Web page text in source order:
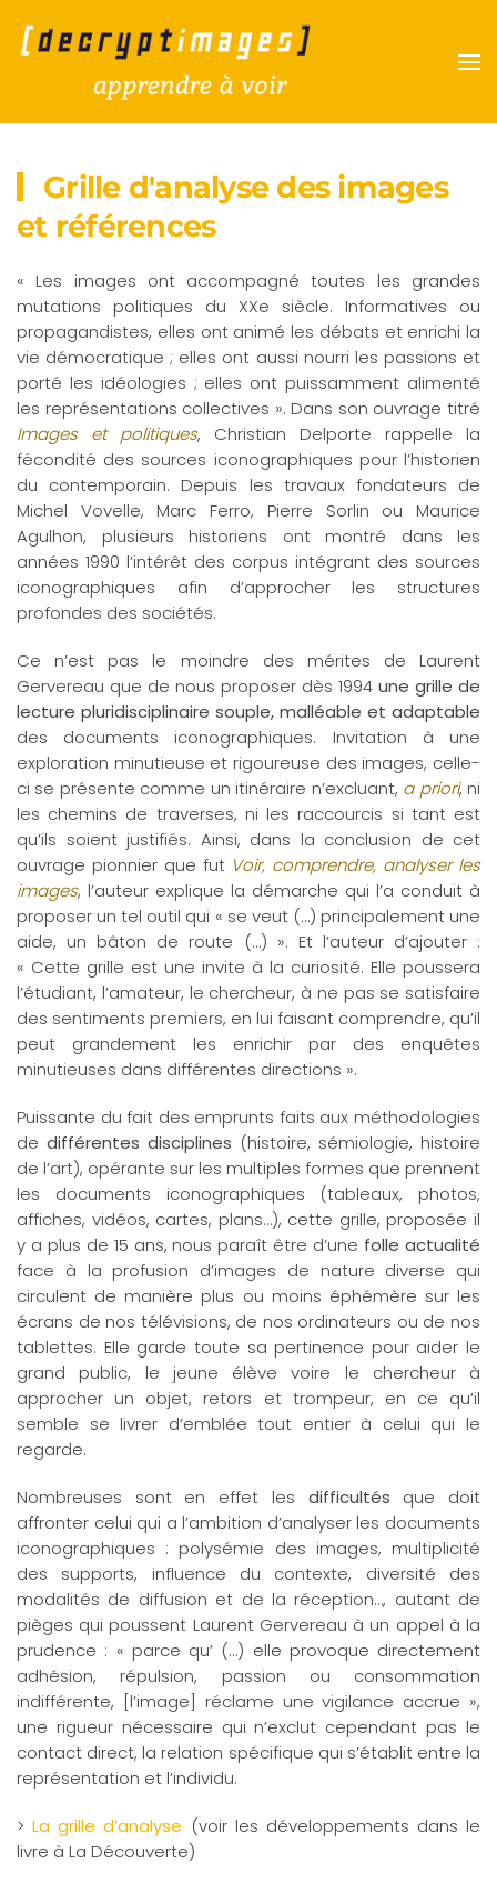
Accéder au contenu principal
Grille d'analyse des images
et références
« Les images ont accompagné toutes les grandes
mutations politiques du XXe siècle. Informatives ou
propagandistes, elles ont animé les débats et enrichi la
vie démocratique ; elles ont aussi nourri les passions et
porté les idéologies ; elles ont puissamment alimenté
les représentations collectives ». Dans son ouvrage titré
Images et politiques, Christian Delporte rappelle la
fécondité des sources iconographiques pour l’historien
du contemporain. Depuis les travaux fondateurs de
Michel Vovelle, Marc Ferro, Pierre Sorlin ou Maurice
Agulhon, plusieurs historiens ont montré dans les
années 1990 l’intérêt des corpus intégrant des sources
iconographiques afin d’approcher les structures
profondes des sociétés.
Ce n’est pas le moindre des mérites de Laurent
Gervereau que de nous proposer dès 1994 une grille de
lecture pluridisciplinaire souple, malléable et adaptable
des documents iconographiques. Invitation à une
exploration minutieuse et rigoureuse des images, celle-
ci se présente comme un itinéraire n’excluant, a priori, ni
les chemins de traverses, ni les raccourcis si tant est
qu’ils soient justifiés. Ainsi, dans la conclusion de cet
ouvrage pionnier que fut Voir, comprendre, analyser les
images, l’auteur explique la démarche qui l’a conduit à
proposer un tel outil qui « se veut (…) principalement une
aide, un bâton de route (…) ». Et l’auteur d’ajouter :
« Cette grille est une invite à la curiosité. Elle poussera
l’étudiant, l’amateur, le chercheur, à ne pas se satisfaire
des sentiments premiers, en lui faisant comprendre, qu’il
peut grandement les enrichir par des enquêtes
minutieuses dans différentes directions ».
Puissante du fait des emprunts faits aux méthodologies
de différentes disciplines (histoire, sémiologie, histoire
de l’art), opérante sur les multiples formes que prennent
les documents iconographiques (tableaux, photos,
affiches, vidéos, cartes, plans…), cette grille, proposée il
y a plus de 15 ans, nous paraît être d’une folle actualité
face à la profusion d’images de nature diverse qui
circulent de manière plus ou moins éphémère sur les
écrans de nos télévisions, de nos ordinateurs ou de nos
tablettes. Elle garde toute sa pertinence pour aider le
grand public, le jeune élève voire le chercheur à
approcher un objet, retors et trompeur, en ce qu’il
semble se livrer d’emblée tout entier à celui qui le
regarde.
Nombreuses sont en effet les difficultés que doit
affronter celui qui a l’ambition d’analyser les documents
iconographiques : polysémie des images, multiplicité
des supports, influence du contexte, diversité des
modalités de diffusion et de la réception…, autant de
pièges qui poussent Laurent Gervereau à un appel à la
prudence : « parce qu’ (…) elle provoque directement
adhésion, répulsion, passion ou consommation
indifférente, [l’image] réclame une vigilance accrue »,
une rigueur nécessaire qui n’exclut cependant pas le
contact direct, la relation spécifique qui s’établit entre la
représentation et l’individu.
> La grille d’analyse (voir les développements dans le
livre à La Découverte)